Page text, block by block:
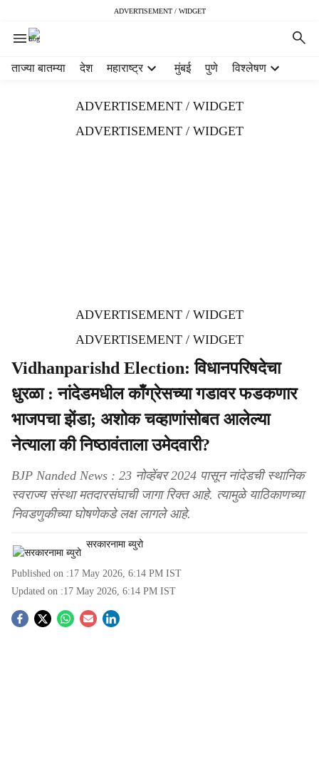
ADVERTISEMENT / WIDGET
ताज्या बातम्या देश महाराष्ट्र मुंबई पुणे विश्लेषण
ADVERTISEMENT / WIDGET
ADVERTISEMENT / WIDGET
ADVERTISEMENT / WIDGET
ADVERTISEMENT / WIDGET
Vidhanparishd Election: विधानपरिषदेचा
धुरळा : नांदेडमधील काँग्रेसच्या गडावर फडकणार
भाजपचा झेंडा; अशोक चव्हाणांसोबत आलेल्या
नेत्याला की निष्ठावंताला उमेदवारी?
BJP Nanded News : 23 नोव्हेंबर 2024 पासून नांदेडची स्थानिक
स्वराज्य संस्था मतदारसंघाची जागा रिक्त आहे. त्यामुळे याठिकाणच्या
निवडणुकीच्या घोषणेकडे लक्ष लागले आहे.
सरकारनामा ब्युरो
Published on :17 May 2026, 6:14 PM IST
Updated on :17 May 2026, 6:14 PM IST
S